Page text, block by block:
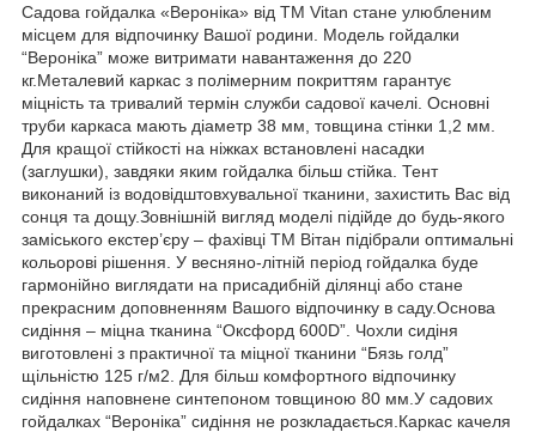
Садова гойдалка «Вероніка» від ТМ Vitan стане улюбленим
місцем для відпочинку Вашої родини. Модель гойдалки
“Вероніка” може витримати навантаження до 220
кг.Металевий каркас з полімерним покриттям гарантує
міцність та тривалий термін служби садової качелі. Основні
труби каркаса мають діаметр 38 мм, товщина стінки 1,2 мм.
Для кращої стійкості на ніжках встановлені насадки
(заглушки), завдяки яким гойдалка більш стійка. Тент
виконаний із водовідштовхувальної тканини, захистить Вас від
сонця та дощу.Зовнішній вигляд моделі підійде до будь-якого
заміського екстер’єру – фахівці ТМ Вітан підібрали оптимальні
кольорові рішення. У весняно-літній період гойдалка буде
гармонійно виглядати на присадибній ділянці або стане
прекрасним доповненням Вашого відпочинку в саду.Основа
сидіння – міцна тканина “Оксфорд 600D”. Чохли сидіня
виготовлені з практичної та міцної тканини “Бязь голд”
щільністю 125 г/м2. Для більш комфортного відпочинку
сидіння наповнене синтепоном товщиною 80 мм.У садових
гойдалках “Вероніка” сидіння не розкладається.Каркас качеля